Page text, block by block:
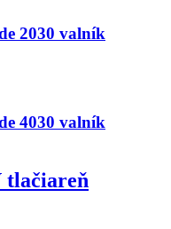
2030 valník
4030 valník
tlačiareň